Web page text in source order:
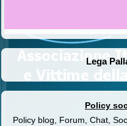
Lega
Policy
Policy blog, Forum, Chat,